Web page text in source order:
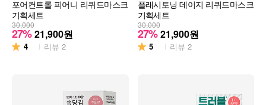
포어컨트롤 피어니 리퀴드마스크
기획세트
30,000
27% 21,900원
4 리뷰 2
플래시토닝 데이지 리퀴드마스크
기획세트
30,000
27% 21,900원
5 리뷰 2